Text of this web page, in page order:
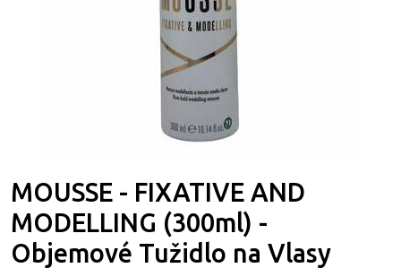
MOUSSE - FIXATIVE AND
MODELLING (300ml) -
Objemové Tužidlo na Vlasy